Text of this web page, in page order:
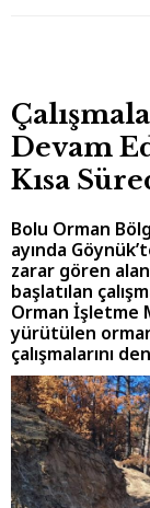
Devam
Kısa
Bolu Orman
ayında
zarar gören
başlatılan
Orman İşletme
yürütülen
çalışmalarını